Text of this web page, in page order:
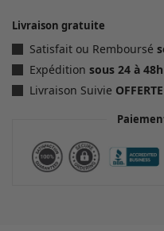
Livraison gratuite
Satisfait ou Remboursé
Expédition sous 24 à 48h
Livraison Suivie OFFERTE